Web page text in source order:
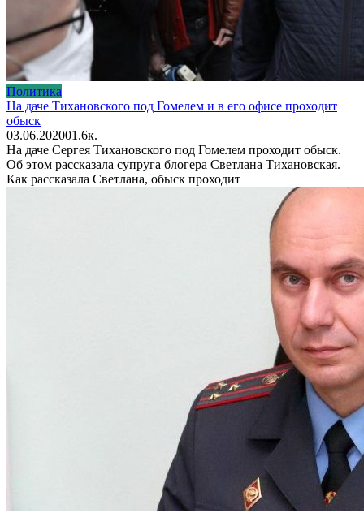
Политика
На даче Тихановского под Гомелем и в его офисе проходит
обыск
03.06.202001.6к.
На даче Сергея Тихановского под Гомелем проходит обыск.
Об этом рассказала супруга блогера Светлана Тихановская.
Как рассказала Светлана, обыск проходит